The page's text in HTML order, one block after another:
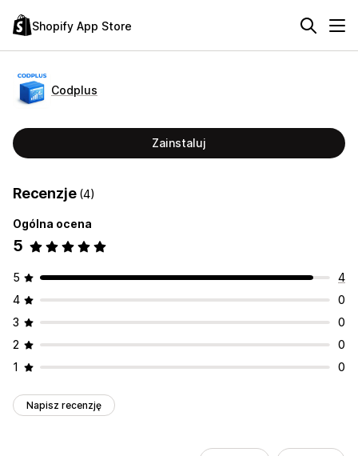
Shopify App Store
Codplus
Zainstaluj
Recenzje (4)
Ogólna ocena
5
5
4
4
0
3
0
2
0
1
0
Napisz recenzję